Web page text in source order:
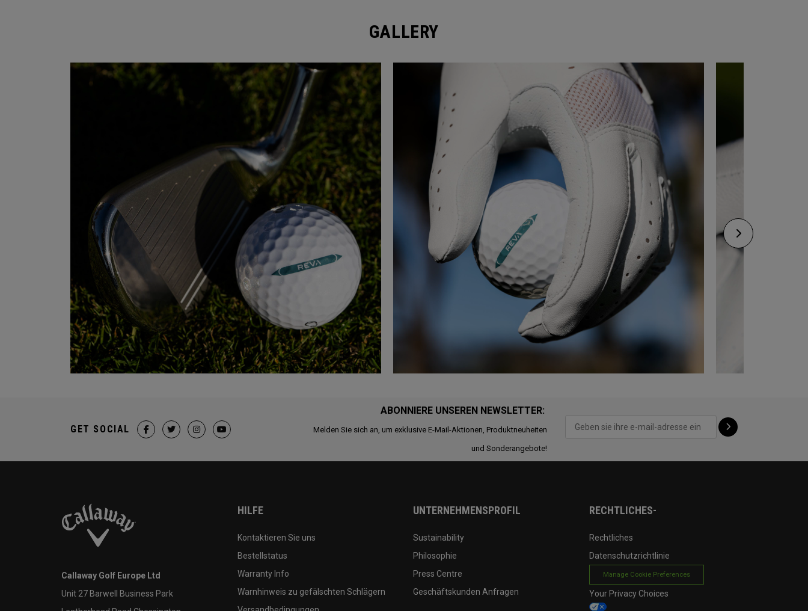
GALLERY
ABONNIERE UNSEREN NEWSLETTER:
Melden Sie sich an, um exklusive E-Mail-Aktionen, Produktneuheiten
und Sonderangebote!
GET SOCIAL
Callaway Golf Europe Ltd
Unit 27 Barwell Business Park
HILFE
Kontaktieren Sie uns
Bestellstatus
Warranty Info
Warnhinweis zu gefälschten Schlägern
UNTERNEHMENSPROFIL
Sustainability
Philosophie
Press Centre
Geschäftskunden Anfragen
RECHTLICHES-
Rechtliches
Datenschutzrichtlinie
Manage Cookie Preferences
Your Privacy Choices